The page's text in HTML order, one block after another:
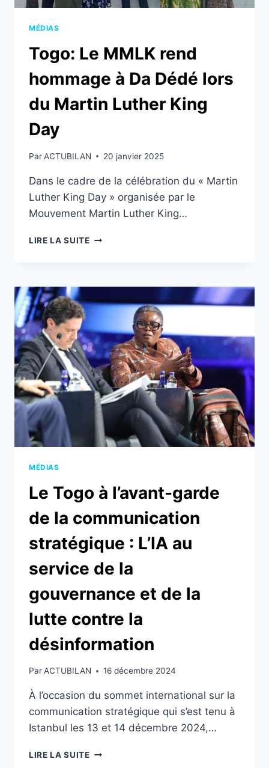
MÉDIAS
Togo: Le MMLK rend
hommage à Da Dédé lors
du Martin Luther King
Day
ParACTUBILAN 20 janvier 2025
Dans le cadre de la célébration du « Martin
Luther King Day » organisée par le
Mouvement Martin Luther King…
LIRE LA SUITETOGO: LE
À
DA
DU
MARTIN
LUTHER
KING
DAY
MÉDIAS
Le Togo à l’avant-garde
de la communication
stratégique : L’IA au
service de la
gouvernance et de la
lutte contre la
désinformation
ParACTUBILAN 16 décembre 2024
À l’occasion du sommet international sur la
communication stratégique qui s’est tenu à
Istanbul les 13 et 14 décembre 2024,…
LIRE LA SUITELE